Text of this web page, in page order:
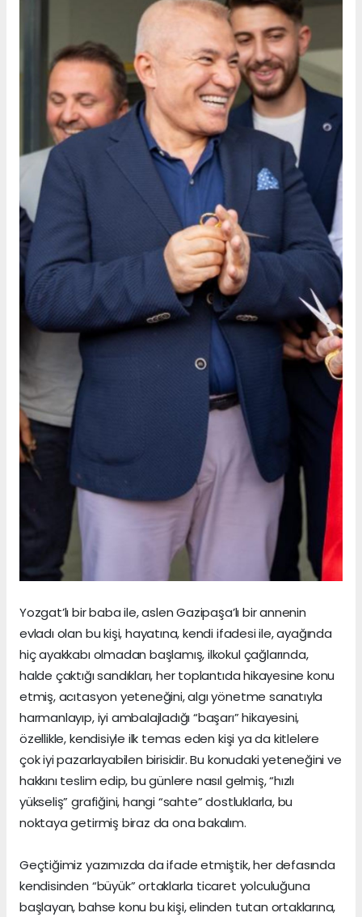
Yozgat’lı bir baba ile, aslen Gazipaşa’lı bir annenin
evladı olan bu kişi, hayatına, kendi ifadesi ile, ayağında
hiç ayakkabı olmadan başlamış, ilkokul çağlarında,
halde çaktığı sandıkları, her toplantıda hikayesine konu
etmiş, acıtasyon yeteneğini, algı yönetme sanatıyla
harmanlayıp, iyi ambalajladığı “başarı” hikayesini,
özellikle, kendisiyle ilk temas eden kişi ya da kitlelere
çok iyi pazarlayabilen birisidir. Bu konudaki yeteneğini ve
hakkını teslim edip, bu günlere nasıl gelmiş, “hızlı
yükseliş” grafiğini, hangi “sahte” dostluklarla, bu
noktaya getirmiş biraz da ona bakalım.
Geçtiğimiz yazımızda da ifade etmiştik, her defasında
kendisinden “büyük” ortaklarla ticaret yolculuğuna
başlayan, bahse konu bu kişi, elinden tutan ortaklarına,